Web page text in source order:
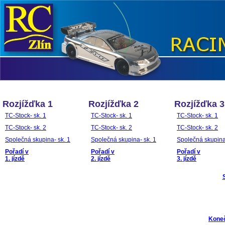
Rozjížďka 1
TC-Stock- sk. 1
TC-Stock- sk. 2
Společná skupina- sk. 1
Pořadí v
1. jízdě
Rozjížďka 2
TC-Stock- sk. 1
TC-Stock- sk. 2
Společná skupina- sk. 1
Pořadí v
2. jízdě
Rozjížďka 3
TC-Stock- sk. 1
TC-Stock- sk. 2
Společná
Pořadí v
3. jízdě